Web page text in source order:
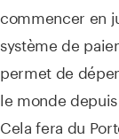
commencer en
système de
permet de
le monde
Cela fera du